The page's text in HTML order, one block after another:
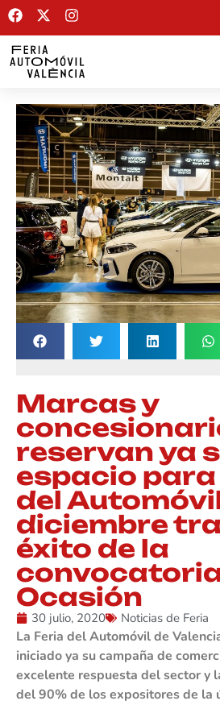
Marcas y
reservan ya
espacio para
del
diciembre
éxito de la
Ocasión
30 julio, 2020 Noticias de Feria
La Feria del Automóvil de
iniciado ya su campaña de
excelente respuesta del sector y
del 90% de los expositores de la